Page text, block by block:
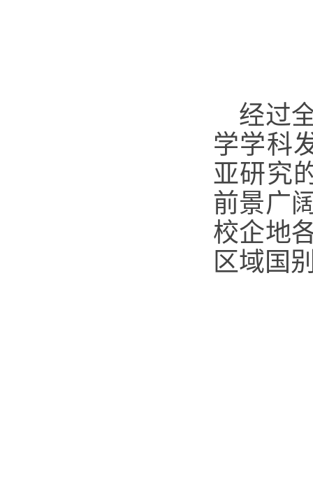
经过
学学科
亚研究
前景广
校企地
区域国